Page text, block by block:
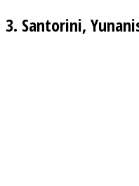
3. Santorini,